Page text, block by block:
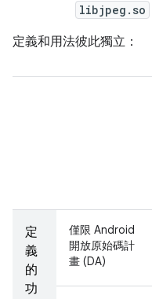
libjpeg.so
定義和用法彼此獨立：
定
義
的
功
僅限 Android
開放原始碼計
畫 (DA)